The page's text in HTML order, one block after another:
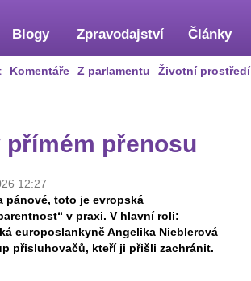
Komentáře Z parlamentu Životní prostředí
Blogy Zpravodajství Články
přenosu
12:27
pánové, toto je evropská
v praxi. V hlavní roli:
europoslankyně Angelika Nieblerová
přisluhovačů, kteří ji přišli zachránit.